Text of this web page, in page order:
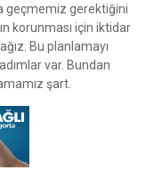
geçmemiz gerektiğini
korunması için iktidar
Bu planlamayı
var. Bundan
şart.